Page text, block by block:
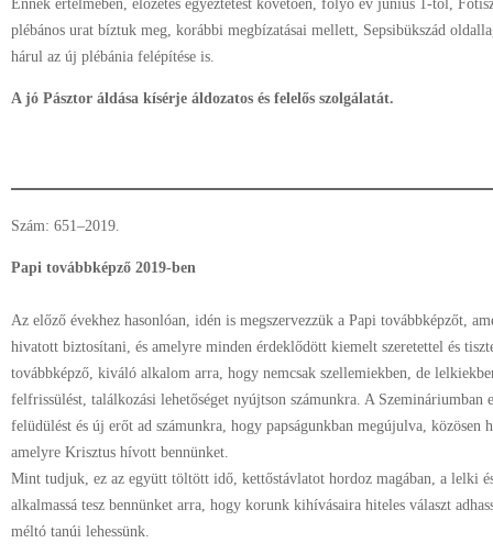
Ennek értelmében, előzetes egyeztetést követően, folyó év június 1-től,
plébános urat bíztuk meg, korábbi megbízatásai mellett, Sepsibükszád
hárul az új plébánia felépítése is.
A jó Pásztor áldása kísérje áldozatos és felelős szolgálatát.
Szám: 651–2019.
Papi továbbképző 2019-ben
Az előző évekhez hasonlóan, idén is megszervezzük a Papi továbbképzőt,
hivatott biztosítani, és amelyre minden érdeklődött kiemelt szeretettel és
továbbképző, kiváló alkalom arra, hogy nemcsak szellemiekben, de
felfrissülést, találkozási lehetőséget nyújtson számunkra. A
felüdülést és új erőt ad számunkra, hogy papságunkban megújulva, közösen
amelyre Krisztus hívott bennünket.
Mint tudjuk, ez az együtt töltött idő, kettőstávlatot hordoz magában, a lelki
alkalmassá tesz bennünket arra, hogy korunk kihívásaira hiteles választ
méltó tanúi lehessünk.